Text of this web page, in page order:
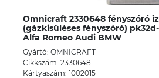
Omnicraft 2330648 fényszóró
(gázkisüléses fényszóró)
Alfa Romeo Audi BMW
Gyártó: OMNICRAFT
Cikkszám: 2330648
Kártyaszám: 1002015